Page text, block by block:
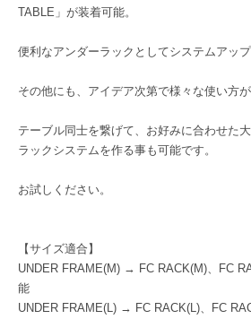
TABLE」が装着可能。
便利なアンダーラックとしてシステムアップ
その他にも、アイデア次第で様々な使い方が
テーブル同士を繋げて、お好みに合わせた
ラックシステムを作る事も可能です。
お試しください。
【サイズ適合】
UNDER FRAME(M) → FC RACK(M)、FC
能
UNDER FRAME(L) → FC RACK(L)、FC